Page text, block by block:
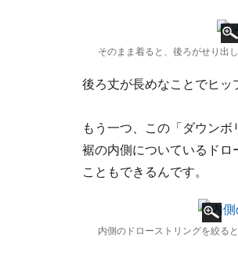
そのまま着ると、後ろがせり出
後ろ丈が長めなことでヒッ
もう一つ、この「ダウン
裾の内側についているドロ
こともできるんです。
内側のドローストリングを絞る